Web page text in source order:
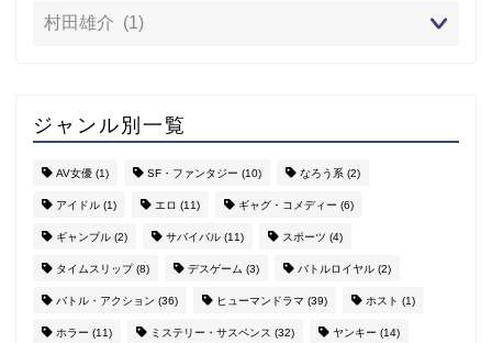
ジャンル別一覧
AV女優 (1) SF・ファンタジー (10) なろう系 (2)
アイドル (1) エロ (11) ギャグ・コメディー (6)
ギャンブル (2) サバイバル (11) スポーツ (4)
タイムスリップ(8) デスゲーム (3) バトルロイヤル (2)
バトル・アクション (36) ヒューマンドラマ (39) ホスト (1)
ホラー (11) ミステリー・サスペンス (32) ヤンキー (14)